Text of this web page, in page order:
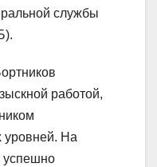
службы
работой,
уровней. На
успешно